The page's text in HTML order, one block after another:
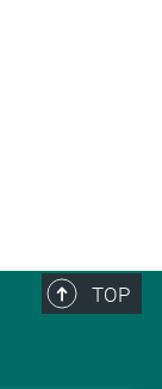
TOP